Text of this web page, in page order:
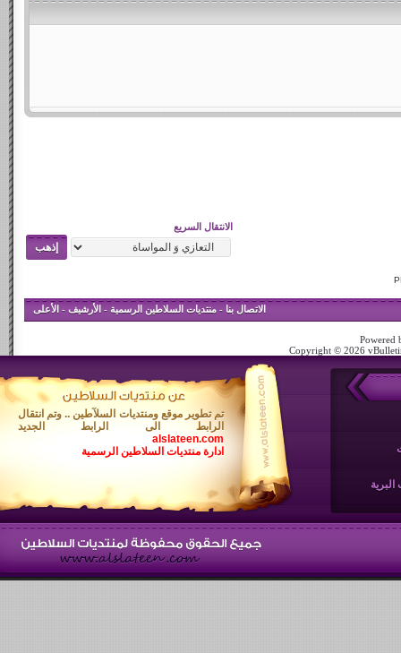
الانتقال السريع
الاتصال بنا - منتديات السلاطين الرسمية- الأرشيف- الأعلى
Powered
Copyright © 2026
تم تطوير موقع ومنتديات السلآطين .. وتم انتقال
الرابط الى الرابط الجديد
alslateen.com
ادارة منتديات السلاطين الرسمية